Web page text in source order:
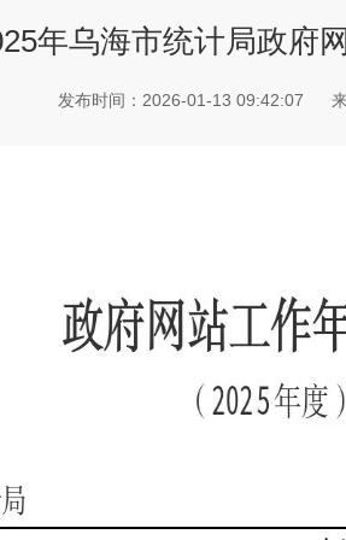
年乌海市统计局政府
发布时间：2026-01-13 09:42:07